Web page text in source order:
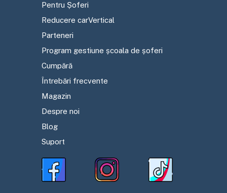
Pentru Șoferi
Reducere carVertical
Parteneri
Program gestiune școala de șoferi
Cumpără
Întrebări frecvente
Magazin
Despre noi
Blog
Suport